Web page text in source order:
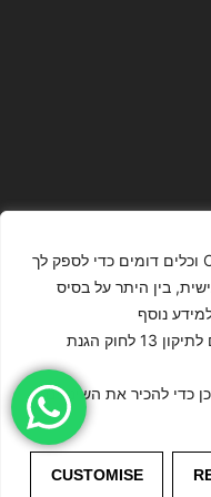
באתר זה נעשה שימוש בקבצי Cookies וכלים דומים כדי לספק לך
בין היתר על בסיס
נוסף
מדיניות הפרטיות שלנו עודכנה בהתאם לתיקון 13 לחוק הגנת
כדי להכיר את השינויים
CUSTOMISE
Presented On
This Website
Have Been
Digitally
Enhanced Or
Modified.
שמורות